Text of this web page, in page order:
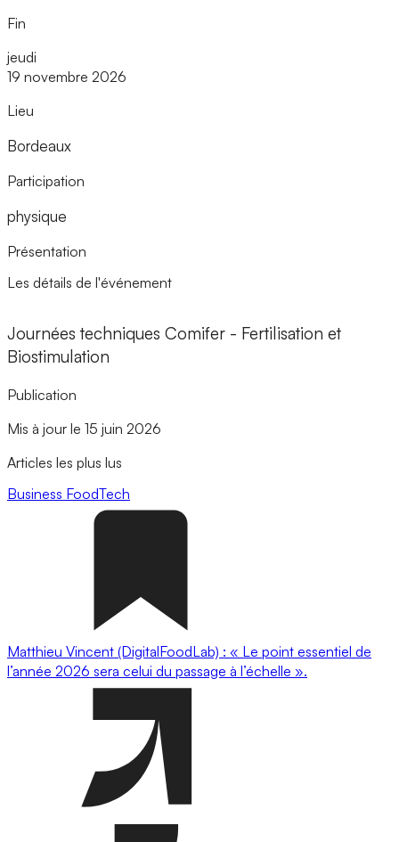
Fin
jeudi
19 novembre 2026
Lieu
Bordeaux
Participation
physique
Présentation
Les détails de l'événement
Journées techniques Comifer - Fertilisation et
Biostimulation
Publication
Mis à jour le 15 juin 2026
Articles les plus lus
Business FoodTech
Matthieu Vincent (DigitalFoodLab) : « Le point essentiel de
l’année 2026 sera celui du passage à l’échelle ».